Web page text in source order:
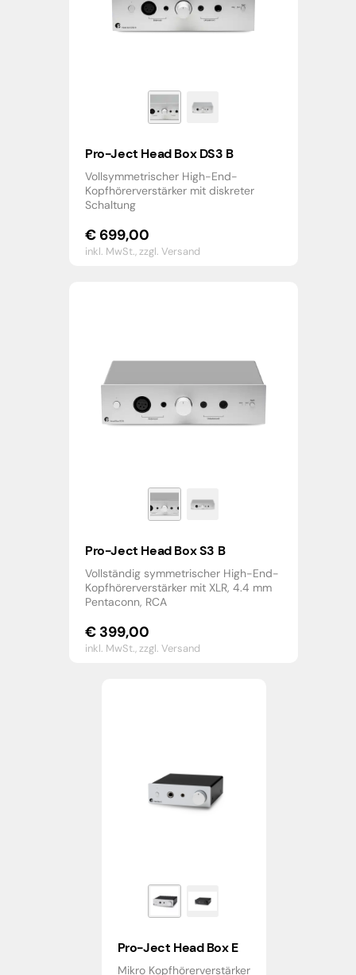
Pro-Ject Head Box DS3 B
Vollsymmetrischer High-End-
Kopfhörerverstärker mit diskreter
Schaltung
€ 699,00
inkl. MwSt.,zzgl. Versand
Pro-Ject Head Box S3 B
Vollständig symmetrischer High-End-
Kopfhörerverstärker mit XLR, 4.4 mm
Pentaconn, RCA
€ 399,00
inkl. MwSt.,zzgl. Versand
Pro-Ject Head Box E
Mikro Kopfhörerverstärker